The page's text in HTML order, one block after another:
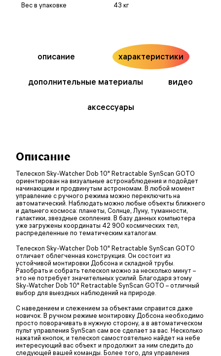
Вес в упаковке
43 кг
описание характеристики
дополнительные материалы видео
аксессуары
Описание
Телескоп Sky-Watcher Dob 10" Retractable SynScan GOTO
ориентирован на визуальные астронаблюдения и подойдет
начинающим и продвинутым астрономам. В любой момент
управление с ручного режима можно переключить на
автоматический. Наблюдать можно любые объекты ближнего
и дальнего космоса: планеты, Солнце, Луну, туманности,
галактики, звездные скопления. В базу данных компьютера
уже загружены координаты 42 900 космических тел,
распределенные по тематическим каталогам.
Телескоп Sky-Watcher Dob 10" Retractable SynScan GOTO
отличает облегченная конструкция. Он состоит из
устойчивой монтировки Добсона и складной трубы.
Разобрать и собрать телескоп можно за несколько минут –
это не потребует значительных усилий. Благодаря этому
Sky-Watcher Dob 10" Retractable SynScan GOTO – отличный
выбор для выездных наблюдений на природе.
С наведением и слежением за объектами справится даже
новичок. В ручном режиме монтировку Добсона необходимо
просто поворачивать в нужную сторону, а в автоматическом
пульт управления SynScan сам все сделает за вас. Несколько
нажатий кнопок, и телескоп самостоятельно найдет на небе
интересующий вас объект и продолжит за ним следить до
следующей вашей команды. Более того, для управления